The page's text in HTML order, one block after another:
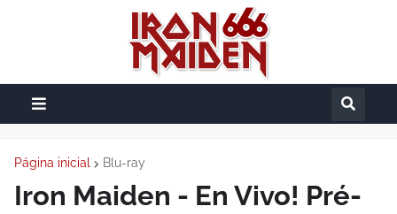
Página inicial Blu-ray
Iron Maiden - En Vivo! Pré-